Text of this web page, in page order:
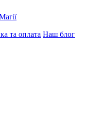
та оплата Наш блог